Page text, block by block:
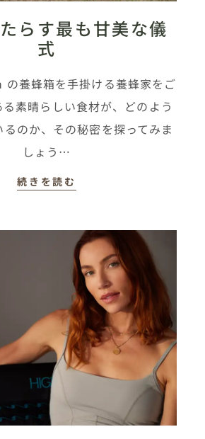
らす最も甘美な儀
式
養蜂箱を手掛ける養蜂家をご
素晴らしい食材が、どのよう
のか、その秘密を探ってみま
しょう…
続きを読む